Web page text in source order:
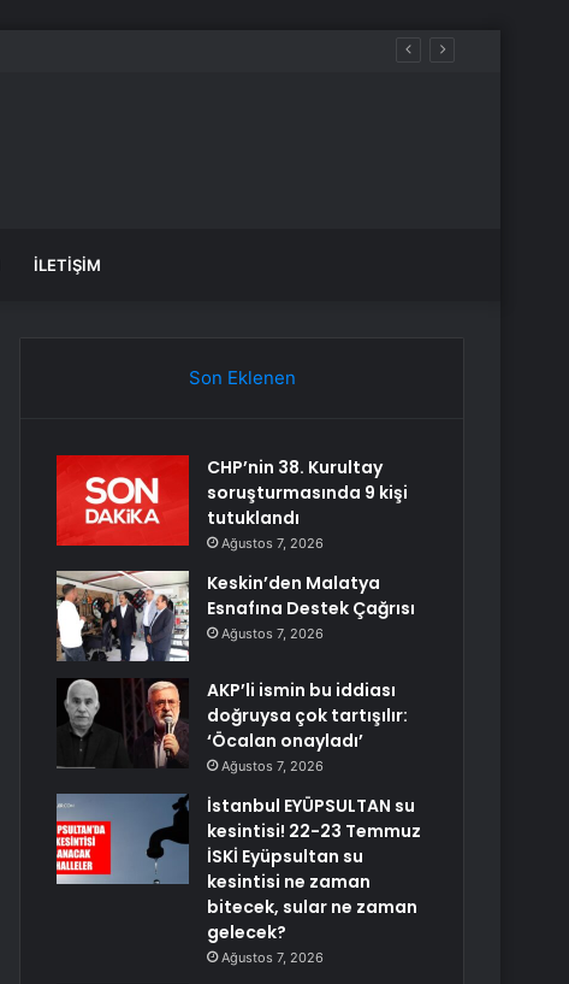
İLETIŞIM
Son Eklenen
CHP’nin 38. Kurultay
soruşturmasında 9 kişi
tutuklandı
Ağustos 7, 2026
Keskin’den Malatya
Esnafına Destek Çağrısı
Ağustos 7, 2026
AKP’li ismin bu iddiası
doğruysa çok tartışılır:
‘Öcalan onayladı’
Ağustos 7, 2026
İstanbul EYÜPSULTAN su
kesintisi! 22-23 Temmuz
İSKİ Eyüpsultan su
kesintisi ne zaman
bitecek, sular ne zaman
gelecek?
Ağustos 7, 2026